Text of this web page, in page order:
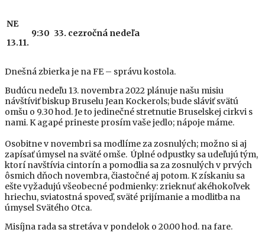
NE
13.11.
9:30 33. cezročná nedeľa
Dnešná zbierka je na FE – správu kostola.
Budúcu nedeľu 13. novembra 2022 plánuje našu misiu
návštíviť biskup Bruselu Jean Kockerols; bude sláviť svätú
omšu o 9.30 hod. Je to jedinečné stretnutie Bruselskej cirkvi s
nami. K agapé prineste prosím vaše jedlo; nápoje máme.
Osobitne v novembri sa modlíme za zosnulých; možno si aj
zapísať úmysel na sväté omše. Úplné odpustky sa udeľujú tým,
ktorí navštívia cintorín a pomodlia sa za zosnulých v prvých
ôsmich dňoch novembra, čiastočné aj potom. K získaniu sa
ešte vyžadujú všeobecné podmienky: zrieknuť akéhokoľvek
hriechu, sviatostná spoveď, sväté prijímanie a modlitba na
úmysel Svätého Otca.
Misíjna rada sa stretáva v pondelok o 20.00 hod. na fare.